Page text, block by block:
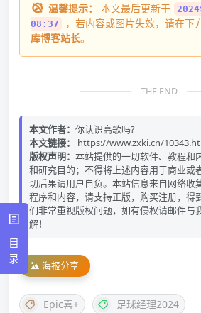
温馨提示： 本文最后更新于
2024
08:37
，若内容或图片失效，请在下
库博客站长。
THE END
本文作者： 你认识高歌吗?
本文链接：
https://www.zxki.cn/
版权声明： 本站提供的一切软件、教程和
和研究目的；不得将上述内容用于商业或
切后果请用户自负。本站信息来自网络收
程序和内容，请支持正版，购买注册，得
们非常重视版权问题，如有侵权请邮件与
解！
海报分享
Epic喜+ 足球经理2024
目
录